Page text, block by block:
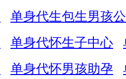
单身代生包生男孩公
单身代怀生子中心
单身代怀男孩助孕